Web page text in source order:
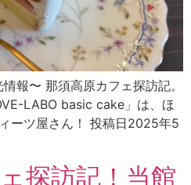
報〜 那須高原カフェ探訪記。
LABO basic cake」は、ほ
ーツ屋さん！ 投稿日2025年5
探訪記！当館